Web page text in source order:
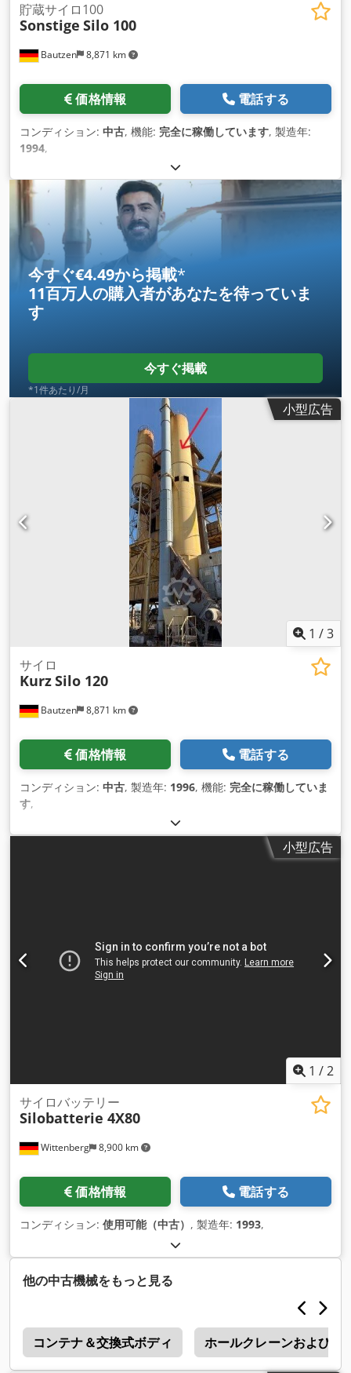
Bautzen 8,871 km
貯蔵サイロ100
Sonstige Silo 100
価格情報 電話する
コンディション: 中古, 機能: 完全に稼働しています, 製造年:
1994,
今すぐ€4.49から掲載*
11百万人の購入者があなたを待っていま
す
今すぐ掲載
*1件あたり/月
小型広告
1 /3
Bautzen 8,871 km
サイロ
KurzSilo 120
価格情報 電話する
コンディション: 中古, 製造年: 1996, 機能: 完全に稼働していま
す,
小型広告
1 /2
Wittenberg 8,900 km
サイロバッテリー
Silobatterie 4X80
価格情報 電話する
コンディション: 使用可能（中古） , 製造年: 1993,
他の中古機械をもっと見る
コンテナ＆交換式ボディ ホールクレーンおよび倉